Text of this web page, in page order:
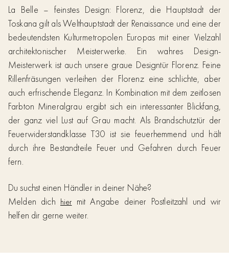
La Belle – feinstes Design: Florenz, die Hauptstadt der
Toskana gilt als Welthauptstadt der Renaissance und eine der
bedeutendsten Kulturmetropolen Europas mit einer Vielzahl
architektonischer Meisterwerke. Ein wahres Design-
Meisterwerk ist auch unsere graue Designtür Florenz. Feine
Rillenfräsungen verleihen der Florenz eine schlichte, aber
auch erfrischende Eleganz. In Kombination mit dem zeitlosen
Farbton Mineralgrau ergibt sich ein interessanter Blickfang,
der ganz viel Lust auf Grau macht. Als Brandschutztür der
Feuerwiderstandklasse T30 ist sie feuerhemmend und hält
durch ihre Bestandteile Feuer und Gefahren durch Feuer
fern.
Du suchst einen Händler in deiner Nähe?
Melden dich hier mit Angabe deiner Postleitzahl und wir
helfen dir gerne weiter.